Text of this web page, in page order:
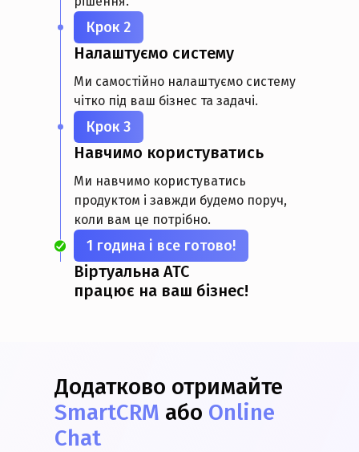
Крок 2
Налаштуємо систему
Ми самостійно налаштуємо систему
чітко під ваш бізнес та задачі.
Крок 3
Навчимо користуватись
Ми навчимо користуватись
продуктом і завжди будемо поруч,
коли вам це потрібно.
1 година і все готово!
Віртуальна АТС
працює на ваш бізнес!
Додатково отримайте
SmartCRM або Online
Chat